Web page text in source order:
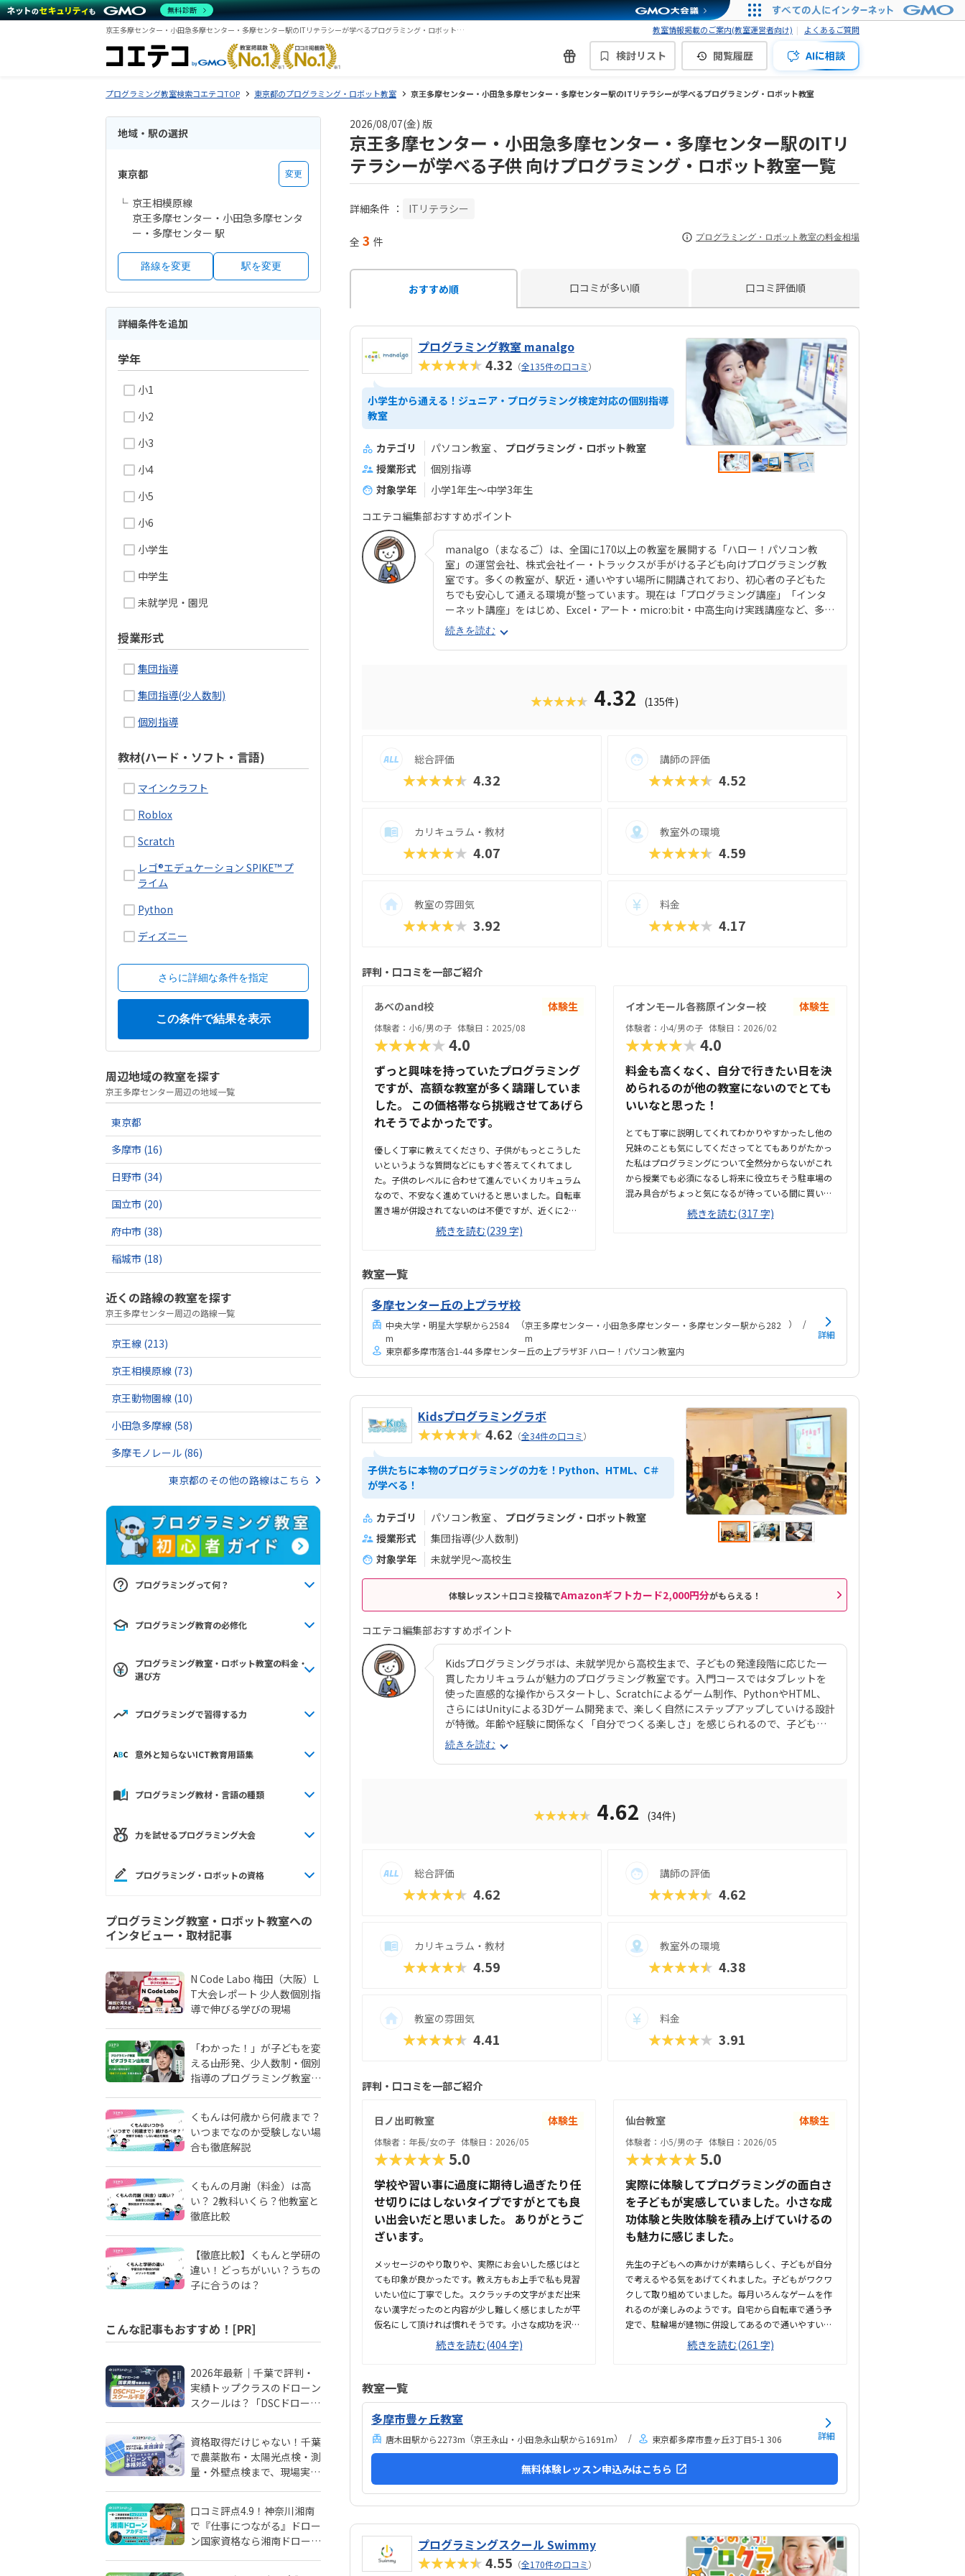
京王多摩センター・小田急多摩センター・多摩センター駅のITリテラシーが学べるプログラミング・ロボット教室一覧 教室情報掲載のご案内(教室運営者向け) よくあるご質問
検討リスト 閲覧履歴 AIに相談
プログラミング教室検索コエテコTOP 東京都のプログラミング・ロボット教室 京王多摩センター・小田急多摩センター・多摩センター駅のITリテラシーが学べるプログラミング・ロボット教室
地域・駅の選択
東京都 変更
京王相模原線
京王多摩センター・小田急多摩センタ
ー・多摩センター 駅
路線を変更 駅を変更
詳細条件を追加
学年
小1
小2
小3
小4
小5
小6
小学生
中学生
未就学児・園児
授業形式
集団指導
集団指導(少人数制)
個別指導
教材(ハード・ソフト・言語)
マインクラフト
Roblox
Scratch
レゴ®エデュケーション SPIKE™ プ
ライム
Python
ディズニー
さらに詳細な条件を指定
周辺地域の教室を探す
京王多摩センター周辺の地域一覧
東京都
多摩市 (16)
日野市 (34)
国立市 (20)
府中市 (38)
稲城市 (18)
近くの路線の教室を探す
京王多摩センター周辺の路線一覧
京王線 (213)
京王相模原線 (73)
京王動物園線 (10)
小田急多摩線 (58)
多摩モノレール (86)
東京都のその他の路線はこちら
プログラミングって何？
プログラミング教育の必修化
プログラミング教室・ロボット教室の料金・
選び方
プログラミングで習得する力
意外と知らないICT教育用語集
プログラミング教材・言語の種類
力を試せるプログラミング大会
プログラミング・ロボットの資格
プログラミング教室・ロボット教室への
インタビュー・取材記事
N Code Labo 梅田（大阪）L
T大会レポート 少人数個別指
導で伸びる学びの現場
「わかった！」が子どもを変
える――山形発、少人数制・個別
指導のプログラミング教室
くもんは何歳から何歳まで？
いつまでなのか受験しない場
合も徹底解説
くもんの月謝（料金）は高
い？ 2教科いくら？他教室と
徹底比較
【徹底比較】くもんと学研の
違い！どっちがいい？うちの
子に合うのは？
こんな記事もおすすめ！[PR]
2026年最新｜千葉で評判・
実績トップクラスのドローン
スクールは？「DSCドローン
資格取得だけじゃない！千葉
で農薬散布・太陽光点検・測
量・外壁点検まで、現場実務
口コミ評点4.9！神奈川湘南
で『仕事につながる』ドロー
ン国家資格なら湘南ドローン
2026/08/07(金) 版
京王多摩センター・小田急多摩センター・多摩センター駅のITリ
テラシーが学べる子供 向けプログラミング・ロボット教室一覧
詳細条件 ： ITリテラシー
全 3 件 プログラミング・ロボット教室の料金相場
おすすめ順 口コミが多い順 口コミ評価順
プログラミング教室 manalgo
★★★★★4.32 （全135件の口コミ）
小学生から通える！ジュニア・プログラミング検定対応の個別指導
教室
カテゴリ パソコン教室
プログラミング・ロボット教室
授業形式
個別指導
対象学年
小学1年生～中学3年生
コエテコ編集部おすすめポイント
manalgo（まなるご）は、全国に170以上の教室を展開する「ハロー！パソコン教
室」の運営会社、株式会社イー・トラックスが手がける子ども向けプログラミング教
室です。多くの教室が、駅近・通いやすい場所に開講されており、初心者の子どもた
ちでも安心して通える環境が整っています。現在は「プログラミング講座」「インタ
ーネット講座」をはじめ、Excel・アート・micro:bit・中高生向け実践講座など、多彩
なラインナップが用意されています。いずれも1コマ60分の個別指導形式で、「15分ご
とのサイクル」で学び進めるテンポのよいスタイル（マイクロラーニング）が特長で
す。中でも「ジュニア・プログラミング検定」に準拠したプログラミング講座では、
続きを読む
★★★★★ 4.32 (135件)
総合評価
★★★★★ 4.32
講師の評価
★★★★★ 4.52
カリキュラム・教材
★★★★★ 4.07
教室外の環境
★★★★★ 4.59
教室の雰囲気
★★★★★ 3.92
料金
★★★★★ 4.17
評判・口コミを一部ご紹介
あべのand校 体験生
体験者：小6/男の子 体験日：2025/08
★★★★★4.0
ずっと興味を持っていたプログラミング
ですが、高額な教室が多く躊躇していま
した。 この価格帯なら挑戦させてあげら
れそうでよかったです。
優しく丁寧に教えてくださり、子供がもっとこうした
いというような質問などにもすぐ答えてくれてまし
た。子供のレベルに合わせて進んでいくカリキュラム
なので、不安なく進めていけると思いました。自転車
置き場が併設されてないのは不便ですが、近くに2時
間無料の駐輪場が何箇所かあるので利用しやすいと思
います。商業ビルの中にあり明るく綺麗で、一人でコ
ました。他のプログラミング教室に比べると、格段に
安くて通いやすい価格設定になっていると思います。
続きを読む(239 字)
イオンモール各務原インター校 体験生
体験者：小4/男の子 体験日：2026/02
★★★★★4.0
料金も高くなく、自分で行きたい日を決
められるのが他の教室にないのでとても
いいなと思った！
とても丁寧に説明してくれてわかりやすかったし他の
兄妹のことも気にしてくださってとてもありがたかっ
た私はプログラミングについて全然分からないがこれ
から授業でも必須になるし将来に役立ちそう駐車場の
混み具合がちょっと気になるが待っている間に買い物
なども出来るのはとても良いとてもキレイな環境で一
人一人個室でないけどパーテーションがあるのも安心
なかった！
続きを読む(317 字)
教室一覧
多摩センター丘の上プラザ校
中央大学・明星大学駅から2584
m
（京王多摩センター・小田急多摩センター・多摩センター駅から282
m
）
東京都多摩市落合1-44 多摩センター丘の上プラザ3F ハロー！パソコン教室内
詳細
Kidsプログラミングラボ
★★★★★4.62 （全34件の口コミ）
子供たちに本物のプログラミングの力を！Python、HTML、C＃
が学べる！
カテゴリ パソコン教室
プログラミング・ロボット教室
授業形式
集団指導(少人数制)
対象学年
未就学児～高校生
体験レッスン＋口コミ投稿でAmazonギフトカード2,000円分がもらえる！
コエテコ編集部おすすめポイント
Kidsプログラミングラボは、未就学児から高校生まで、子どもの発達段階に応じた一
貫したカリキュラムが魅力のプログラミング教室です。入門コースではタブレットを
使った直感的な操作からスタートし、Scratchによるゲーム制作、PythonやHTML、
さらにはUnityによる3Dゲーム開発まで、楽しく自然にステップアップしていける設計
が特徴。年齢や経験に関係なく「自分でつくる楽しさ」を感じられるので、子どもた
ちの学習意欲が続きやすい点が大きなポイントです。また、運営母体は40年以上にわ
たり学習塾を展開してきた株式会社Blue Planet。子どもの個性に合わせた声かけやサ
ポートも行き届いており、受講生や保護者からの満足度も高く、多くの教室でジュニ
能。プログラミングの学びを「楽しい」「もっとやりたい」へとつなげる設計が、他
PythonやHTML、さらにはUnityによる3Dゲーム開発まで、楽しく自然にステップア
ップしていける設計が特徴。年齢や経験に関係なく「自分でつくる楽しさ」を感じら
れるので、子どもたちの学習意欲が続きやすい点が大きなポイントです。また、運営
多くの教室でジュニア・プログラミング検定の合格率9割以上という実績を残していま
す。オンライン対応も充実しており、教室に通えない方でも通学と変わらない質の授
続きを読む
★★★★★ 4.62 (34件)
総合評価
★★★★★ 4.62
講師の評価
★★★★★ 4.62
カリキュラム・教材
★★★★★ 4.59
教室外の環境
★★★★★ 4.38
教室の雰囲気
★★★★★ 4.41
料金
★★★★★ 3.91
評判・口コミを一部ご紹介
日ノ出町教室 体験生
体験者：年長/女の子 体験日：2026/05
★★★★★5.0
学校や習い事に過度に期待し過ぎたり任
せ切りにはしないタイプですがとても良
い出会いだと思いました。 ありがとうご
ざいます。
メッセージのやり取りや、実際にお会いした感じはと
ても印象が良かったです。教え方もお上手で私も見習
いたい位に丁寧でした。スクラッチの文字がまだ出来
ない漢字だったのと内容が少し難しく感じましたが平
仮名にして頂ければ慣れそうです。小さな成功を沢山
与えて欲しいです。雨でしたが保育園から徒歩、バ
ス、自転車で通えるため問題ないです。勿論、もっと
パクトですがIT企業の応接間らしく遊び心があり綺麗
で良かったです。トイレも近く安心です。ロボット系
と比較すればリーズナブルですが気持ち安くなると有
える妥当かも知れません。土屋先生が安定感があり娘
た。娘も気に入った様子で体験後に予約するように言
希望、小さな成功を沢山させ...
続きを読む(404 字)
仙台教室 体験生
体験者：小5/男の子 体験日：2026/05
★★★★★5.0
実際に体験してプログラミングの面白さ
を子どもが実感していました。小さな成
功体験と失敗体験を積み上げていけるの
も魅力に感じました。
先生の子どもへの声かけが素晴らしく、子どもが自分
で考えるやる気をあげてくれました。子どもがワクワ
クして取り組めていました。毎月いろんなゲームを作
れるのが楽しみのようです。自宅から自転車で通う予
定で、駐輪場が建物に併設してあるので通いやすいで
す。駅からも近いです。ビーズクッションが座り心地
良かったらしく、落ち着いて取り組めるお部屋づくり
の料金設定です。ゲームを自分で作り上げれて、その
続きを読む(261 字)
教室一覧
多摩市豊ヶ丘教室
唐木田駅から2273m （京王永山・小田急永山駅から1691m） 東京都多摩市豊ヶ丘3丁目5-1 306 詳細
無料体験レッスン申込みはこちら
プログラミングスクール Swimmy
★★★★★4.55 （全170件の口コミ）
無料診断